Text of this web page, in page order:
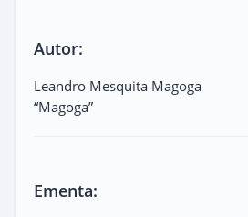
Autor:
Leandro Mesquita Magoga
“Magoga”
Ementa: